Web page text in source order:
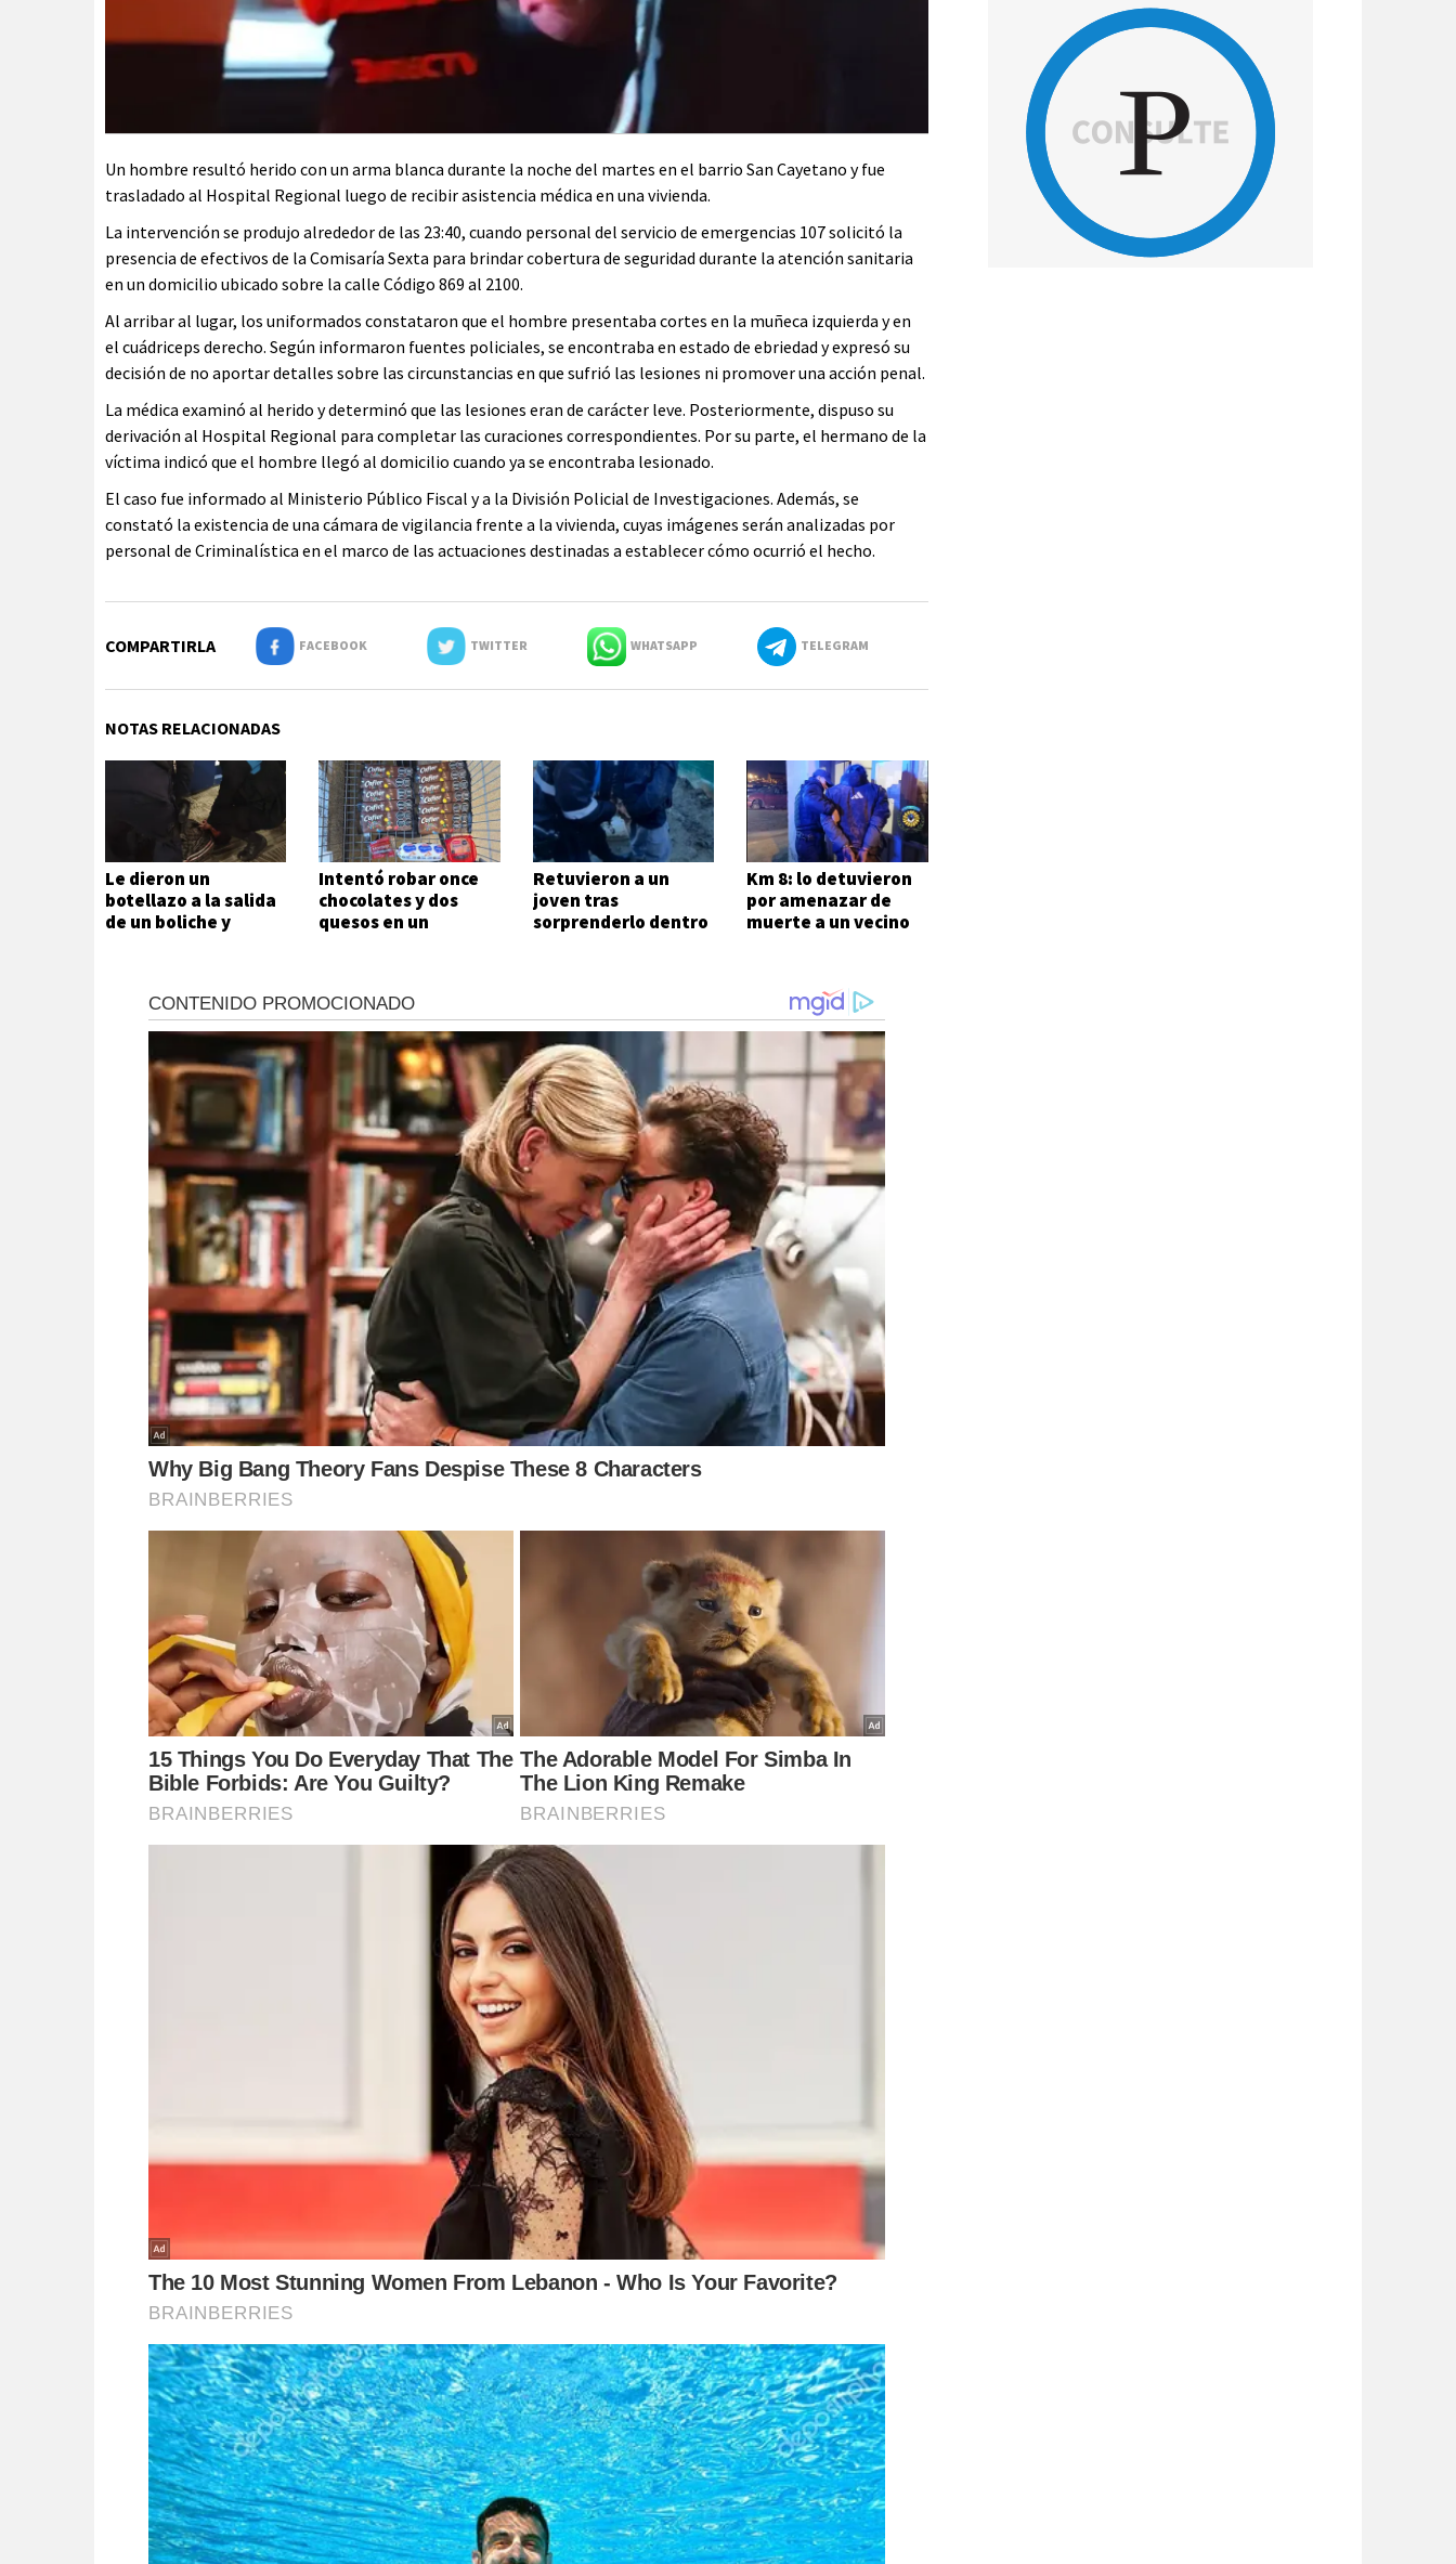
Un hombre resultó herido con un arma blanca durante la noche del martes en el barrio San Cayetano y fue
trasladado al Hospital Regional luego de recibir asistencia médica en una vivienda.
La intervención se produjo alrededor de las 23:40, cuando personal del servicio de emergencias 107 solicitó la
presencia de efectivos de la Comisaría Sexta para brindar cobertura de seguridad durante la atención sanitaria
en un domicilio ubicado sobre la calle Código 869 al 2100.
Al arribar al lugar, los uniformados constataron que el hombre presentaba cortes en la muñeca izquierda y en
el cuádriceps derecho. Según informaron fuentes policiales, se encontraba en estado de ebriedad y expresó su
decisión de no aportar detalles sobre las circunstancias en que sufrió las lesiones ni promover una acción penal.
La médica examinó al herido y determinó que las lesiones eran de carácter leve. Posteriormente, dispuso su
derivación al Hospital Regional para completar las curaciones correspondientes. Por su parte, el hermano de la
víctima indicó que el hombre llegó al domicilio cuando ya se encontraba lesionado.
El caso fue informado al Ministerio Público Fiscal y a la División Policial de Investigaciones. Además, se
constató la existencia de una cámara de vigilancia frente a la vivienda, cuyas imágenes serán analizadas por
personal de Criminalística en el marco de las actuaciones destinadas a establecer cómo ocurrió el hecho.
COMPARTIRLA FACEBOOK TWITTER WHATSAPP TELEGRAM
NOTAS RELACIONADAS
Le dieron un
botellazo a la salida
de un boliche y
Intentó robar once
chocolates y dos
quesos en un
Retuvieron a un
joven tras
sorprenderlo dentro
Km 8: lo detuvieron
por amenazar de
muerte a un vecino